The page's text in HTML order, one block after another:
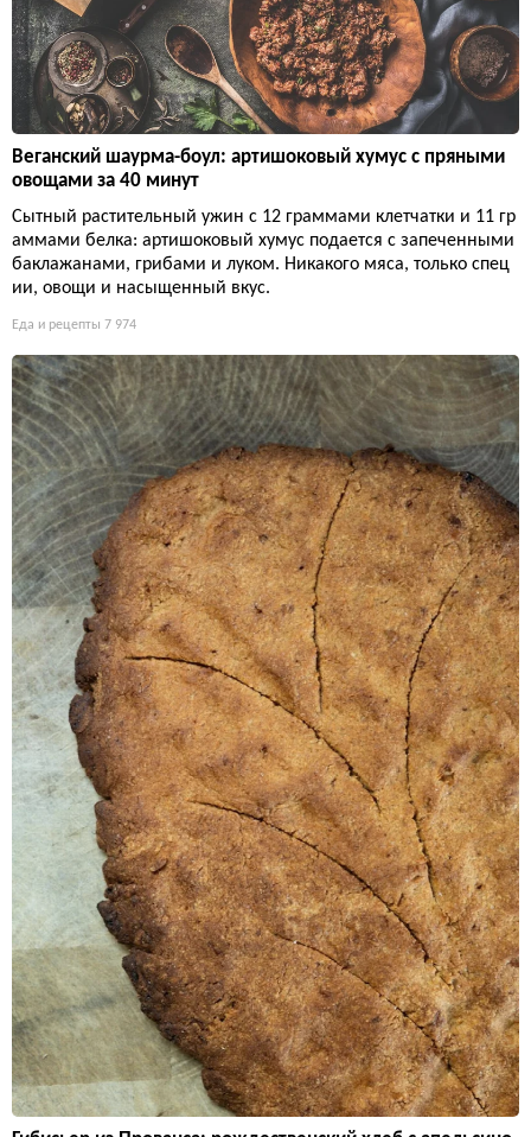
Веганский шаурма-боул: артишоковый хумус с пряными
овощами за 40 минут
Сытный растительный ужин с 12 граммами клетчатки и 11 гр
аммами белка: артишоковый хумус подается с запеченными
баклажанами, грибами и луком. Никакого мяса, только спец
ии, овощи и насыщенный вкус.
Еда и рецепты 7 974